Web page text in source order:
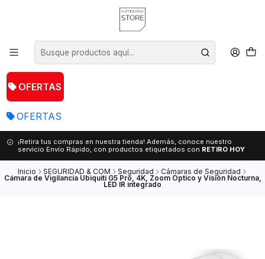
OFERTAS
OFERTAS
¡Retira tus compras en nuestra tienda! Además, conoce nuestro
servicio Envío Rápido, con productos etiquetados con RETIRO HOY
Inicio SEGURIDAD & COM Seguridad Cámaras de Seguridad
Cámara de Vigilancia Ubiquiti G5 Pro, 4K, Zoom Óptico y Visión Nocturna,
LED IR integrado